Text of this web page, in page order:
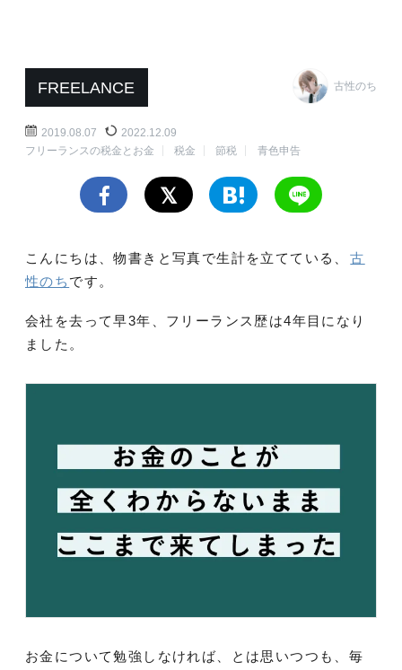
FREELANCE 古性のち
2019.08.07
2022.12.09
フリーランスの税金とお金
税金 節税 青色申告
こんにちは、物書きと写真で生計を立てている、 古
性のち です。
会社を去って早3年、フリーランス歴は4年目になり
ました。
お金について勉強しなければ、とは思いつつも、毎